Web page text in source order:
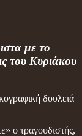
με το
του Κυριάκου
δουλειά
ο τραγουδιστής,